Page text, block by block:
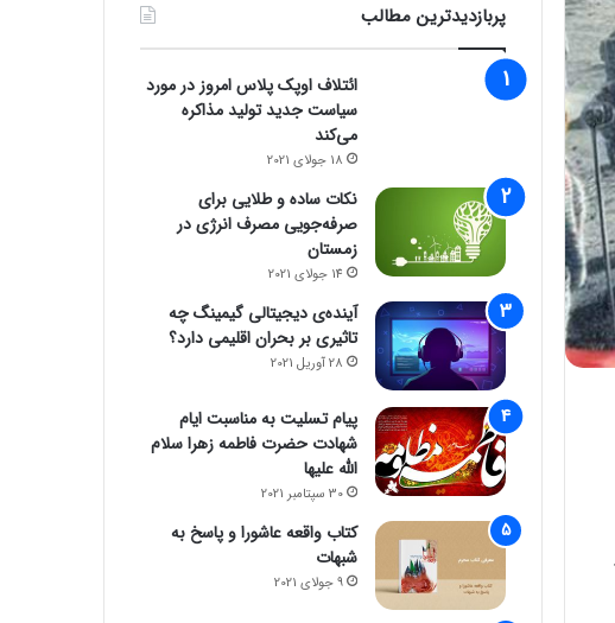
پربازدیدترین مطالب
ائتلاف اوپک پلاس امروز در مورد
سیاست جدید تولید مذاکره
می‌کند
18 جولای 2021
نکات ساده و طلایی برای
صرفه‌جویی مصرف انرژی در
زمستان
14 جولای 2021
آینده‌ی دیجیتالی گیمینگ چه
تاثیری بر بحران اقلیمی دارد؟
28 آوریل 2021
پیام تسلیت به مناسبت ایام
شهادت حضرت فاطمه زهرا سلام
الله علیها
30 سپتامبر 2021
کتاب واقعه عاشورا و پاسخ به
شبهات
9 جولای 2021